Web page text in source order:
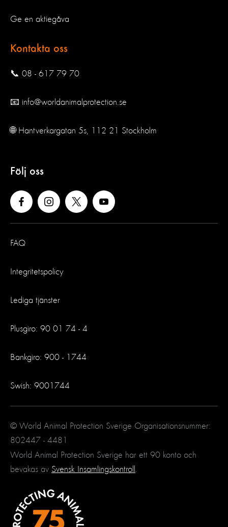
Ge en aktiegåva
Kontakta oss
📞 08 - 617 79 70
📧 info@worldanimalprotection.se
🌐 Hantverkargatan 5s, 112 21 Stockholm
Följ oss
FAQ
Integritetspolicy
Lediga tjänster
Plusgiro: 90 01 74 - 4
Bankgiro: 900 - 1744
Swish: 9001744
© World Animal Protection Sverige Organisationsnummer:
802447 - 4481
World Animal Protection Sverige har ett 90 konto och
bevakas av Svensk Insamlingskontroll